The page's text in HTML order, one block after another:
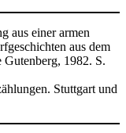
aus einer armen
aus dem
1982. S.
Stuttgart und